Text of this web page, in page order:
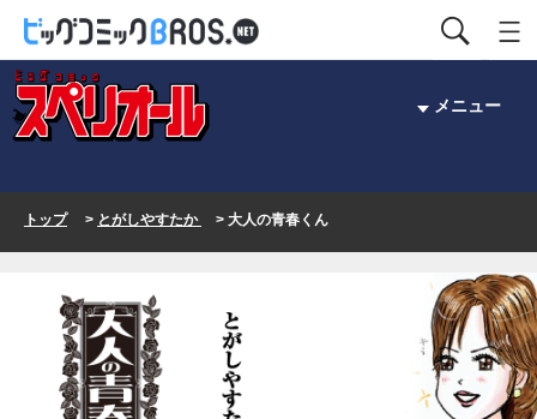
メニュー
トップ> とがしやすたか > 大人の青春くん